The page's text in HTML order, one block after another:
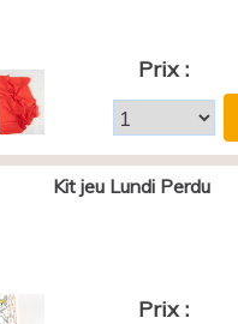
Prix :
Kit jeu Lundi Perdu
Prix :